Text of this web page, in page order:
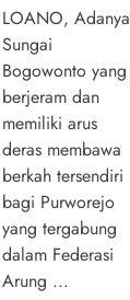
LOANO, Adanya
Sungai
Bogowonto yang
berjeram dan
memiliki arus
deras membawa
berkah tersendiri
bagi Purworejo
yang tergabung
dalam Federasi
Arung ...